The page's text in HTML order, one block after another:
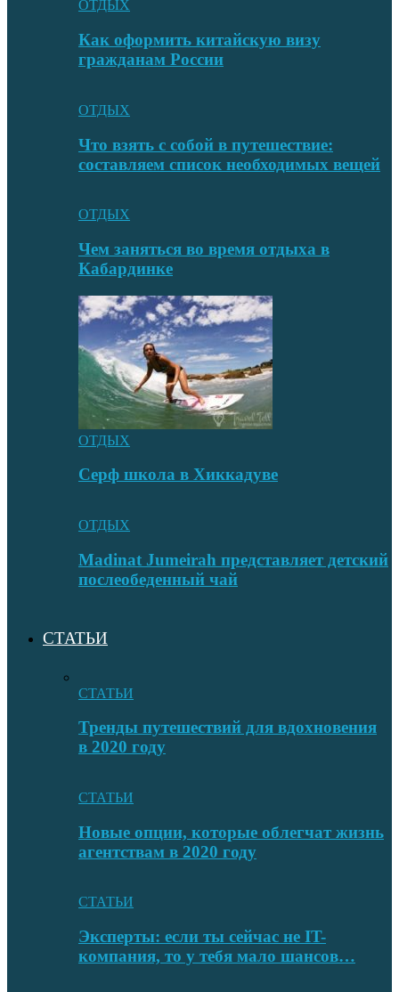
ОТДЫХ
Как оформить китайскую визу
гражданам России
ОТДЫХ
Что взять с собой в путешествие:
составляем список необходимых вещей
ОТДЫХ
Чем заняться во время отдыха в
Кабардинке
ОТДЫХ
Серф школа в Хиккадуве
ОТДЫХ
Madinat Jumeirah представляет детский
послеобеденный чай
СТАТЬИ
СТАТЬИ
Тренды путешествий для вдохновения
в 2020 году
СТАТЬИ
Новые опции, которые облегчат жизнь
агентствам в 2020 году
СТАТЬИ
Эксперты: если ты сейчас не IT-
компания, то у тебя мало шансов…